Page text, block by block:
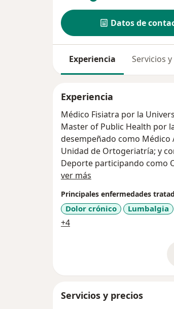
Datos de
Experiencia Servicios
Experiencia
Médico Fisiatra por la
Master of Public Health por
desempeñado como Médico
Unidad de Ortogeriatría; y
Deporte participando como
Panamericanos Lima 2019.
Medicina de Rehabilitación
Fisiosport y Director de The
rehabilitación deportiva y
Escuela de Salud Publica de
ver más
Principales enfermedades
Dolor crónico Lumbalgia
+4a11y_sr_more_diseases
Servicios y precios